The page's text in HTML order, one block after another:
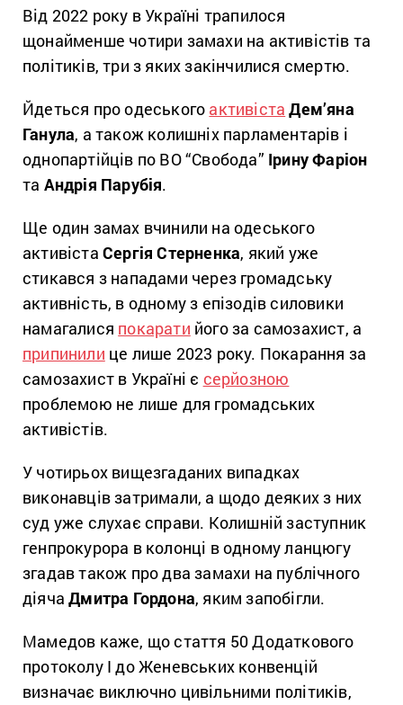
Від 2022 року в Україні трапилося
щонайменше чотири замахи на активістів та
політиків, три з яких закінчилися смертю.
Йдеться про одеського активіста Дем’яна
Ганула, а також колишніх парламентарів і
однопартійців по ВО “Свобода” Ірину Фаріон
та Андрія Парубія.
Ще один замах вчинили на одеського
активіста Сергія Стерненка, який уже
стикався з нападами через громадську
активність, в одному з епізодів силовики
намагалися покарати його за самозахист, а
припинили це лише 2023 року. Покарання за
самозахист в Україні є серйозною
проблемою не лише для громадських
активістів.
У чотирьох вищезгаданих випадках
виконавців затримали, а щодо деяких з них
суд уже слухає справи. Колишній заступник
генпрокурора в колонці в одному ланцюгу
згадав також про два замахи на публічного
діячаДмитра Гордона, яким запобігли.
Мамедов каже, що стаття 50 Додаткового
протоколу І до Женевських конвенцій
визначає виключно цивільними політиків,